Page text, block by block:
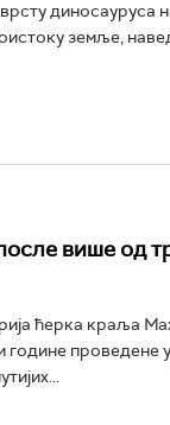
диносауруса
земље,
више од
ћерка краља
године проведене